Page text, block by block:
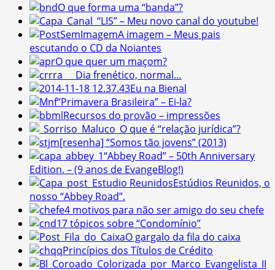
O que forma uma “banda”?
“LIS” – Meu novo canal do youtube!
A imagem – Meus pais
escutando o CD da Noiantes
O que quer um maçom?
Dia frenético, normal…
Eu na Bienal
“Primavera Brasileira” – Ei-la?
Recursos do provão – impressões
O que é “relação jurídica”?
[resenha] “Somos tão jovens” (2013)
“Abbey Road” – 50th Anniversary
Edition. – (9 anos de EvangeBlog!)
Estúdios Reunidos, o
nosso “Abbey Road”.
4 motivos para não ser amigo do seu chefe
17 tópicos sobre “Condomínio”
O gargalo da fila do caixa
Princípios dos Títulos de Crédito